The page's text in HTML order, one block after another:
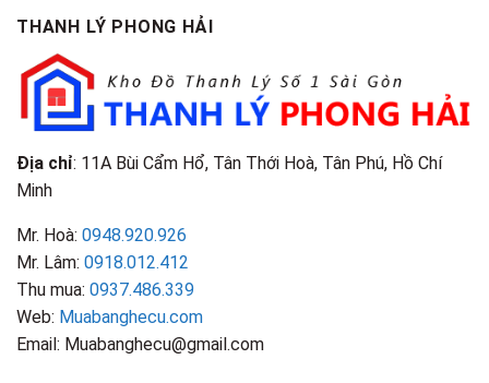
Điểm
Nhận
Biết
THANH LÝ PHONG HẢI
Địa chỉ: 11A Bùi Cẩm Hổ, Tân Thới Hoà, Tân Phú, Hồ Chí
Minh
Mr. Hoà: 0948.920.926
Mr. Lâm: 0918.012.412
Thu mua: 0937.486.339
Web: Muabanghecu.com
Email: Muabanghecu@gmail.com